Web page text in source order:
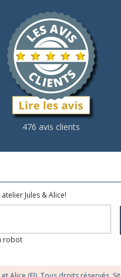
476 avis clients
Jules & Alice!
robot